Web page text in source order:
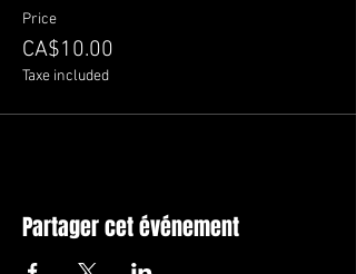
Price
CA$10.00
Taxe included
Partager cet événement